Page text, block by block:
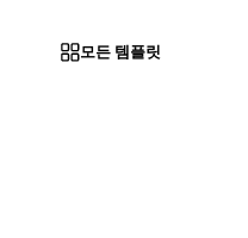
모든 템플릿